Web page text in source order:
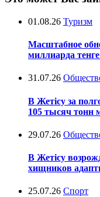
01.08.26 Туризм
Масштабное
миллиарда
31.07.26
В Жетісу за
105 тысяч тонн
29.07.26
В Жетісу
хищников
25.07.26 Спорт